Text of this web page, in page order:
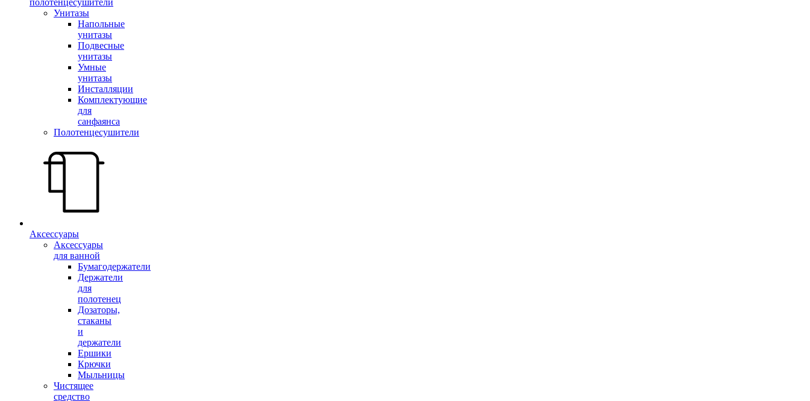
полотенцесушители
Унитазы
Напольные
унитазы
Подвесные
унитазы
Умные
унитазы
Инсталляции
Комплектующие
для
санфаянса
Полотенцесушители
Аксессуары
Аксессуары
для ванной
Бумагодержатели
Держатели
для
полотенец
Дозаторы,
стаканы
и
держатели
Ершики
Крючки
Мыльницы
Чистящее
средство